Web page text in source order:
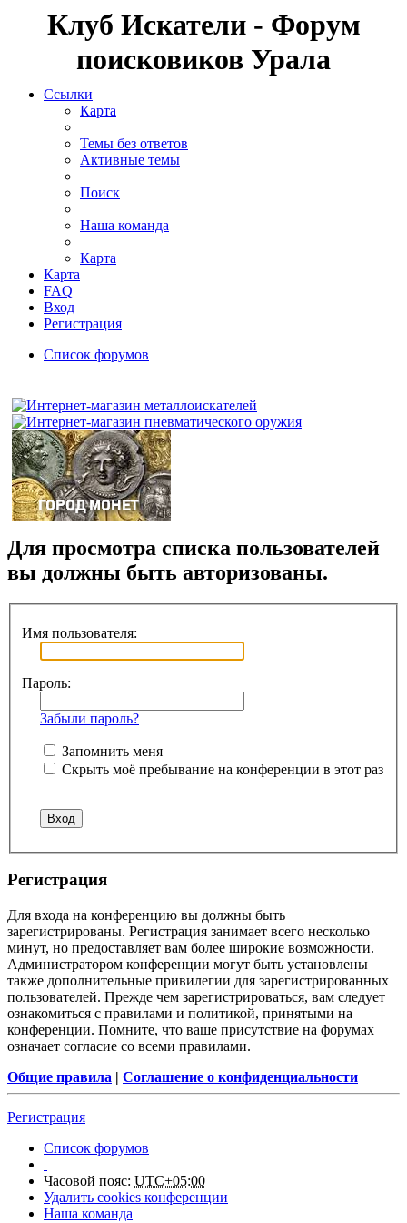
Клуб Искатели - Форум
поисковиков Урала
Ссылки
Карта
Темы без ответов
Активные темы
Поиск
Наша команда
Карта
Карта
FAQ
Вход
Регистрация
Список форумов
Для просмотра списка пользователей
вы должны быть авторизованы.
Имя пользователя:
Пароль:
Забыли пароль?
Запомнить меня
Скрыть моё пребывание на конференции в этот раз
Регистрация
Для входа на конференцию вы должны быть
зарегистрированы. Регистрация занимает всего несколько
минут, но предоставляет вам более широкие возможности.
Администратором конференции могут быть установлены
также дополнительные привилегии для зарегистрированных
пользователей. Прежде чем зарегистрироваться, вам следует
ознакомиться с правилами и политикой, принятыми на
конференции. Помните, что ваше присутствие на форумах
означает согласие со всеми правилами.
Общие правила | Соглашение о конфиденциальности
Регистрация
Список форумов
Часовой пояс: UTC+05:00
Удалить cookies конференции
Наша команда